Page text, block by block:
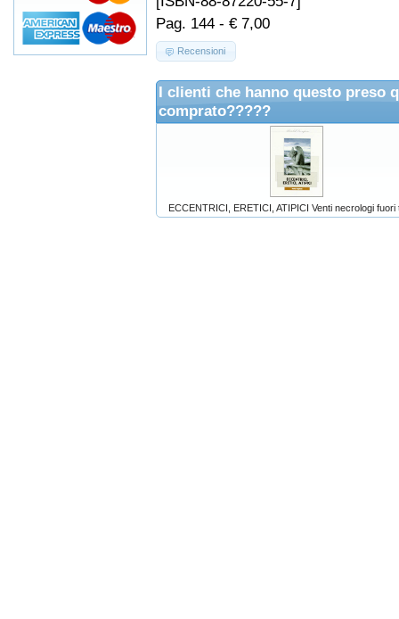
Pag. 144 - € 7,00
Recensioni
I clienti che hanno questo preso
comprato?????
ECCENTRICI, ERETICI, ATIPICI Venti necrologi fuori